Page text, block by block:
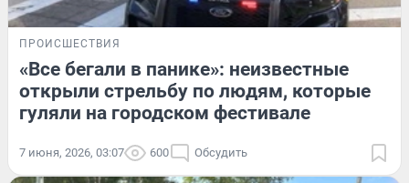
ПРОИСШЕСТВИЯ
«Все бегали в панике»: неизвестные
открыли стрельбу по людям, которые
гуляли на городском фестивале
7 июня, 2026, 03:07 600 Обсудить